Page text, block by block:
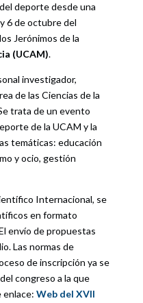
deporte desde una
6 de octubre del
Jerónimos de la
(UCAM).
investigador,
de las Ciencias de la
trata de un evento
de la UCAM y la
temáticas: educación
y ocio, gestión
Internacional, se
en formato
envío de propuestas
Las normas de
de inscripción ya se
congreso a la que
enlace: Web del XVII